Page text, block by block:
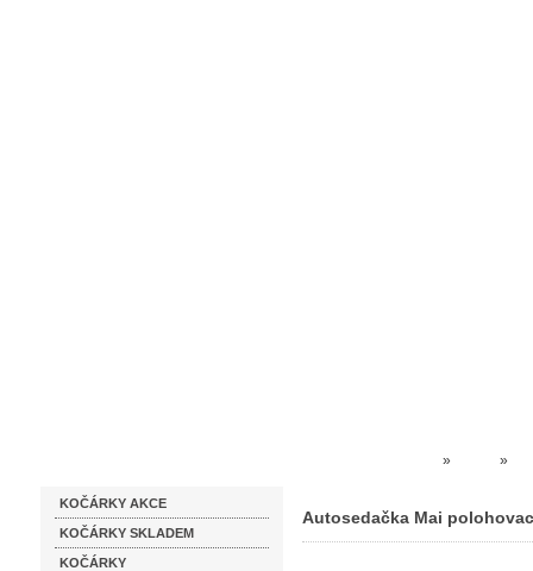
KOČÁRKY AKCE
KOČÁRKY SKLADEM
KOČÁRKY
» »
Autosedačka Mai